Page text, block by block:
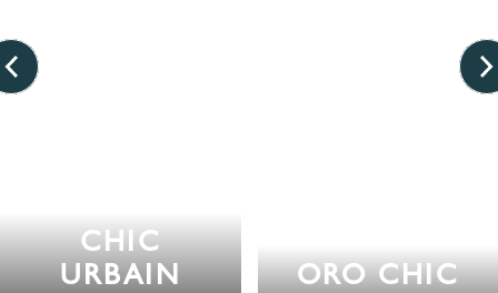
CHIC
URBAIN
ORO CHIC